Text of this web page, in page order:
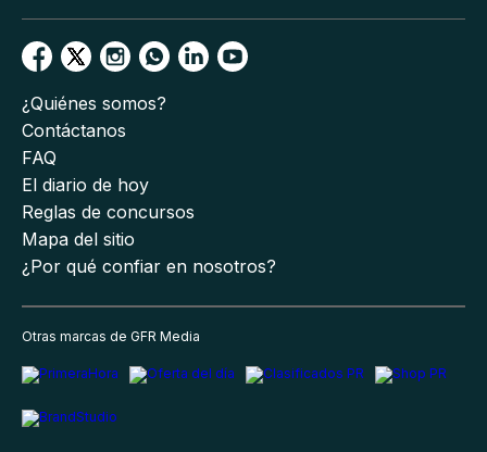
¿Quiénes somos?
Contáctanos
FAQ
El diario de hoy
Reglas de concursos
Mapa del sitio
¿Por qué confiar en nosotros?
Otras marcas de GFR Media